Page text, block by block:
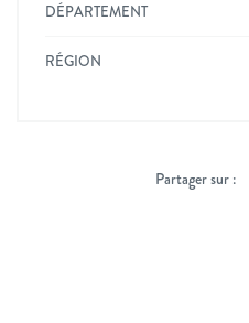
DÉPARTEMENT
RÉGION
Partager sur :